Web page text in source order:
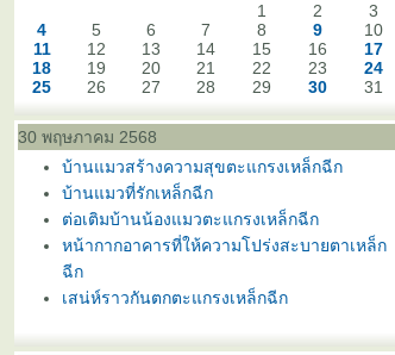
1
2
3
4
5 6 7 8 9
10
11
12 13 14 15 16
17
18
19 20 21 22 23
24
25
26 27 28 29 30 31
30 พฤษภาคม 2568
บ้านแมวสร้างความสุขตะแกรงเหล็กฉีก
บ้านแมวที่รักเหล็กฉีก
ต่อเติมบ้านน้องแมวตะแกรงเหล็กฉีก
หน้ากากอาคารที่ให้ความโปร่งสะบายตาเหล็ก
ฉีก
เสน่ห์ราวกันตกตะแกรงเหล็กฉีก